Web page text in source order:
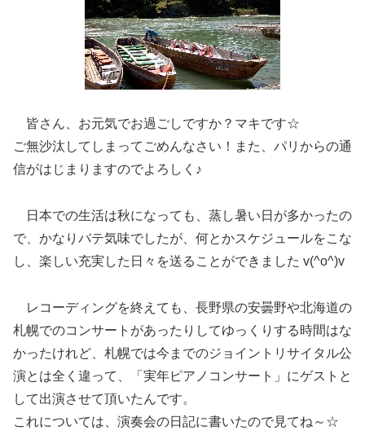
皆さん、お元気でお過ごしですか？マキです☆
ご無沙汰してしまってごめんなさい！また、パリからの通
信がはじまりますのでよろしく♪
日本での生活は秋になっても、蒸し暑い日が多かったの
で、かなりバテ気味でしたが、何とかスケジュールをこな
し、楽しい充実した日々を送ることができました v(^o^)v
レコーディングを終えても、長野県の安曇野や北海道の
札幌でのコンサートがあったりしてゆっくりする時間はな
かったけれど、札幌では今までのジョイントリサイタル公
演とは全く違って、「実年ピアノコンサート」にゲストと
して出演させて頂いたんです。
これについては、演奏会の日記に書いたので見てね～☆